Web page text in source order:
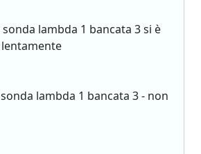
sonda lambda 1 bancata 3 si è
lambda 1 bancata 3 - non